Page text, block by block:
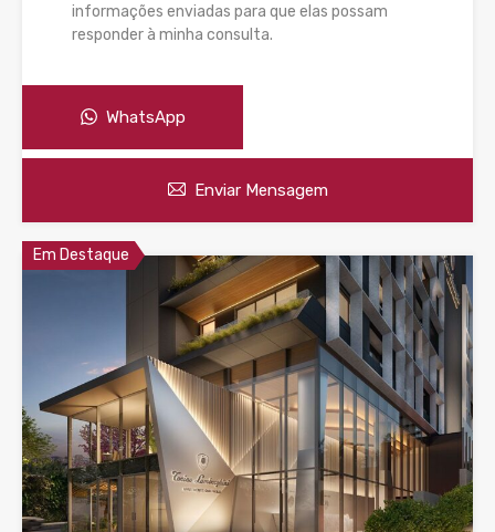
informações enviadas para que elas possam
responder à minha consulta.
WhatsApp
Enviar Mensagem
Em Destaque